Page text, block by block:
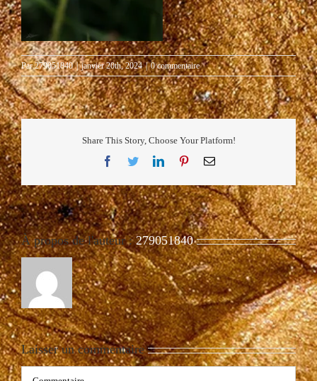
Par279051840 | janvier 20th, 2024 | 0 commentaire
Share This Story, Choose Your Platform!
Facebook
TwitterLinkedInPinterestEmail
À propos de l'auteur :279051840
Laisser un commentaire
Commentaire